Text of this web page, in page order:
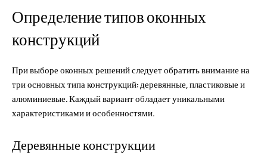
Определение типов оконных
конструкций
При выборе оконных решений следует обратить внимание на
три основных типа конструкций: деревянные, пластиковые и
алюминиевые. Каждый вариант обладает уникальными
характеристиками и особенностями.
Деревянные конструкции